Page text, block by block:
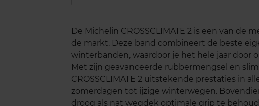
De Michelin CROSSCLIMATE 2 is een van de
de markt. Deze band combineert de beste
winterbanden, waardoor je het hele jaar door
Met zijn geavanceerde rubbermengsel en
CROSSCLIMATE 2 uitstekende prestaties in
zomerdagen tot ijzige winterwegen.
droog als nat wegdek optimale grip te